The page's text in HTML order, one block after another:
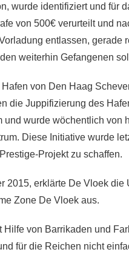
wurde identifiziert und für
von 500€ verurteilt und
entlassen, gerade
weiterhin Gefangenen
von Den Haag
die Juppifizierung des
wurde wöchentlich von
Diese Initiative wurde
Projekt zu schaffen.
2015, erklärte De Vloek
Zone De Vloek aus.
Hilfe von Barrikaden und
für die Reichen nicht